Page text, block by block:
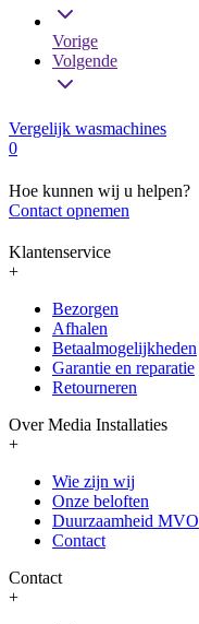
Vorige
Volgende
Vergelijk wasmachines
0
Hoe kunnen wij u helpen?
Contact opnemen
Klantenservice
+
Bezorgen
Afhalen
Betaalmogelijkheden
Garantie en reparatie
Retourneren
Over Media Installaties
+
Wie zijn wij
Onze beloften
Duurzaamheid MVO
Contact
Contact
+